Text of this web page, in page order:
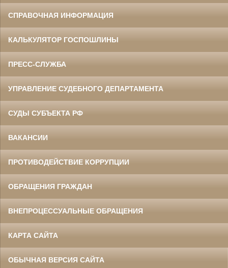
СПРАВОЧНАЯ ИНФОРМАЦИЯ
КАЛЬКУЛЯТОР ГОСПОШЛИНЫ
ПРЕСС-СЛУЖБА
УПРАВЛЕНИЕ СУДЕБНОГО ДЕПАРТАМЕНТА
СУДЫ СУБЪЕКТА РФ
ВАКАНСИИ
ПРОТИВОДЕЙСТВИЕ КОРРУПЦИИ
ОБРАЩЕНИЯ ГРАЖДАН
ВНЕПРОЦЕССУАЛЬНЫЕ ОБРАЩЕНИЯ
КАРТА САЙТА
ОБЫЧНАЯ ВЕРСИЯ САЙТА